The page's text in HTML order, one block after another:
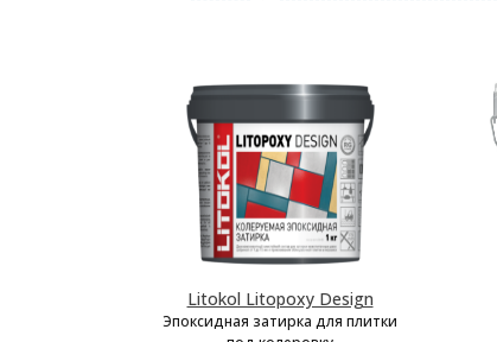
Litokol Litopoxy Design
Эпоксидная затирка для плитки